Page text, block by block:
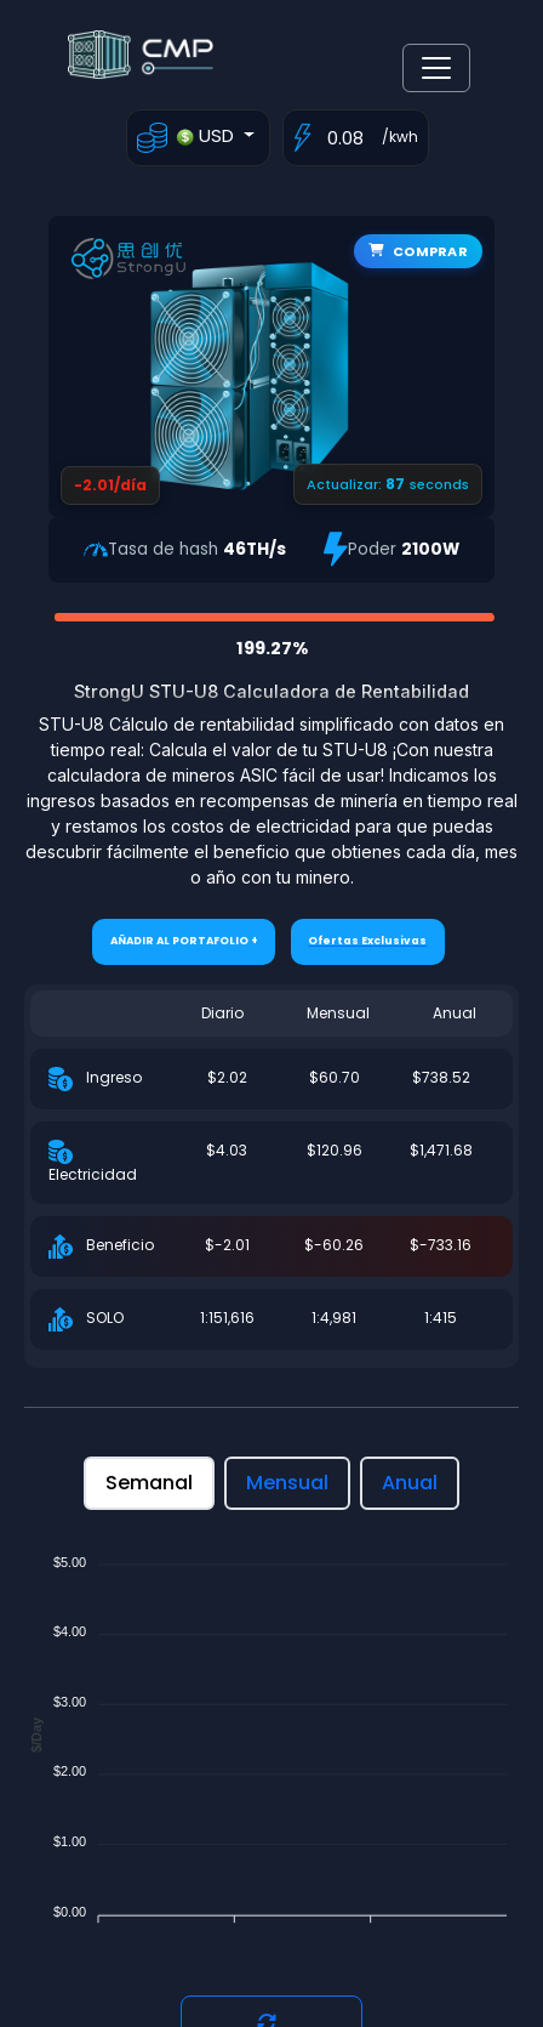
USD /kwh
COMPRAR
-2.01/día Actualizar: 86 seconds
Tasa de hash 46TH/s Poder 2100W
199.27%
StrongU STU-U8 Calculadora de Rentabilidad
STU-U8 Cálculo de rentabilidad simplificado con datos en
tiempo real: Calcula el valor de tu STU-U8 ¡Con nuestra
calculadora de mineros ASIC fácil de usar! Indicamos los
ingresos basados en recompensas de minería en tiempo real
y restamos los costos de electricidad para que puedas
descubrir fácilmente el beneficio que obtienes cada día, mes
o año con tu minero.
AÑADIR AL PORTAFOLIO + Ofertas Exclusivas
Diario Mensual Anual
Ingreso $2.02 $60.70 $738.52
Electricidad
$4.03 $120.96 $1,471.68
Beneficio $-2.01 $-60.26 $-733.16
SOLO 1:151,616 1:4,981 1:415
Semanal Mensual Anual
$5.00
$4.00
$3.00
$2.00
$1.00
$0.00
$/Day